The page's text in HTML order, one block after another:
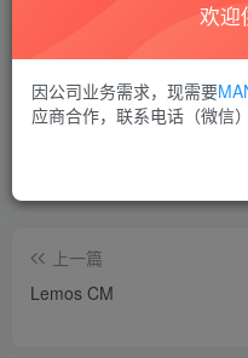
喜欢
上一篇
Lemos CM
欢迎
因公司业务需求，现需要
应商合作，联系电话（微信